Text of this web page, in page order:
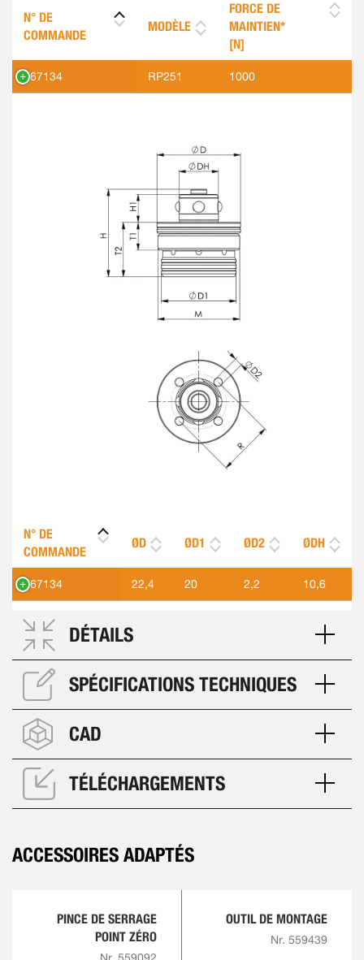
N° DE
COMMANDE
MODÈLE
FORCE DE
MAINTIEN*
[N]
567134 RP251 1000
N° DE
COMMANDE
ØD ØD1 ØD2 ØDH
567134 22,4 20 2,2 10,6
DÉTAILS
SPÉCIFICATIONS TECHNIQUES
CAD
TÉLÉCHARGEMENTS
ACCESSOIRES ADAPTÉS
PINCE DE SERRAGE
POINT ZÉRO
OUTIL DE MONTAGE
Nr. 559439